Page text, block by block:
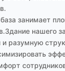
понимают и
а на глубине
жеООО Шэньян
на
хорошие
занимает
нашего
и разумную